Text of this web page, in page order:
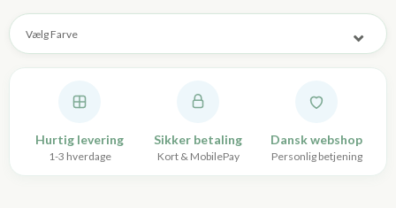
Vælg Farve
Hurtig levering
1-3 hverdage
Sikker betaling
Kort & MobilePay
Dansk webshop
Personlig betjening